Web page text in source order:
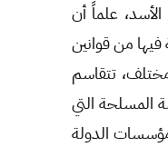
علماً أن
من قوانين
تتقاسم
المسلحة التي
وتقدم الخدمات فيها مؤسسات الدولة